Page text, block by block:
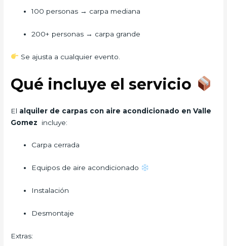
100 personas → carpa mediana
200+ personas → carpa grande
Se ajusta a cualquier evento.
Qué incluye el servicio
El alquiler de carpas con aire acondicionado en Valle
Gomez
incluye:
Carpa cerrada
Equipos de aire acondicionado
Instalación
Desmontaje
Extras: